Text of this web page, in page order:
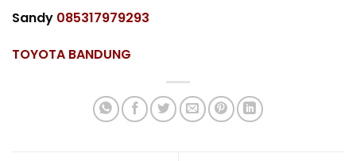
Sandy 085317979293
TOYOTA BANDUNG